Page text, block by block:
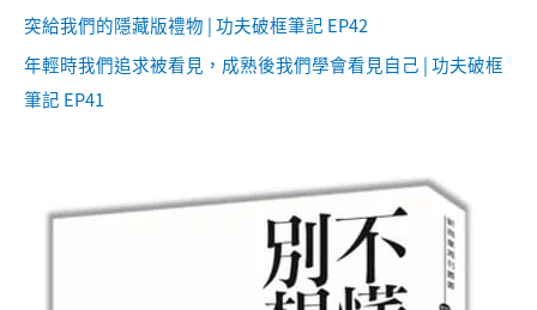
突給我們的隱藏版禮物 | 功夫破框筆記 EP42
年輕時我們追求被看見，成熟後我們學會看見自己 | 功夫破框
筆記 EP41